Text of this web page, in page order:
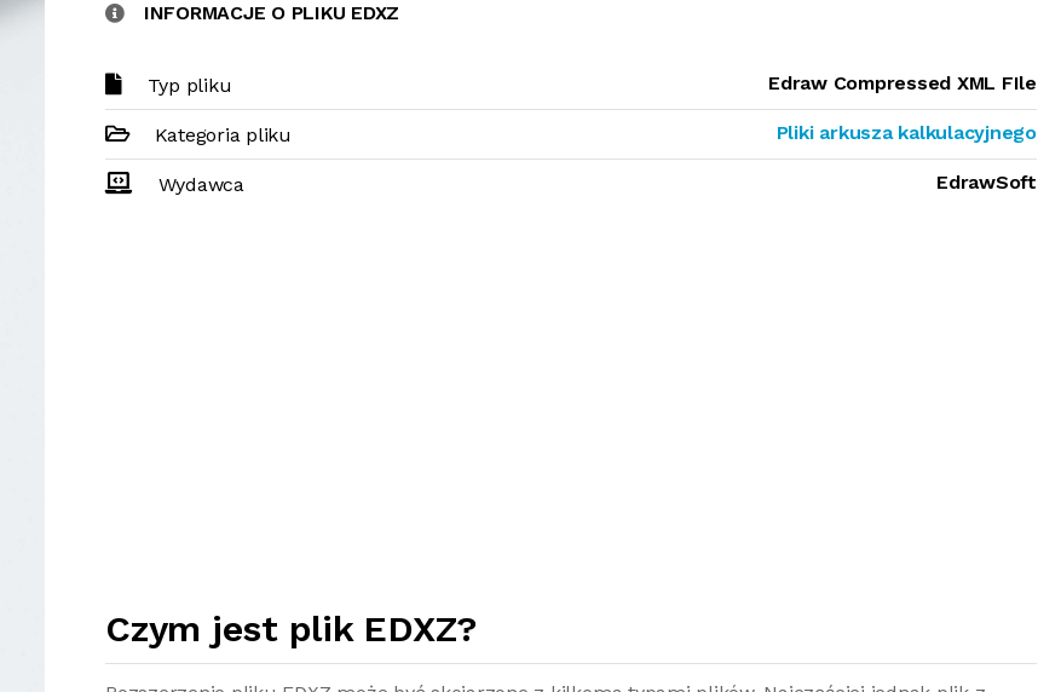
INFORMACJE O PLIKU EDXZ
Typ pliku Edraw Compressed XML FIle
Kategoria pliku Pliki arkusza kalkulacyjnego
Wydawca EdrawSoft
Czym jest plik EDXZ?